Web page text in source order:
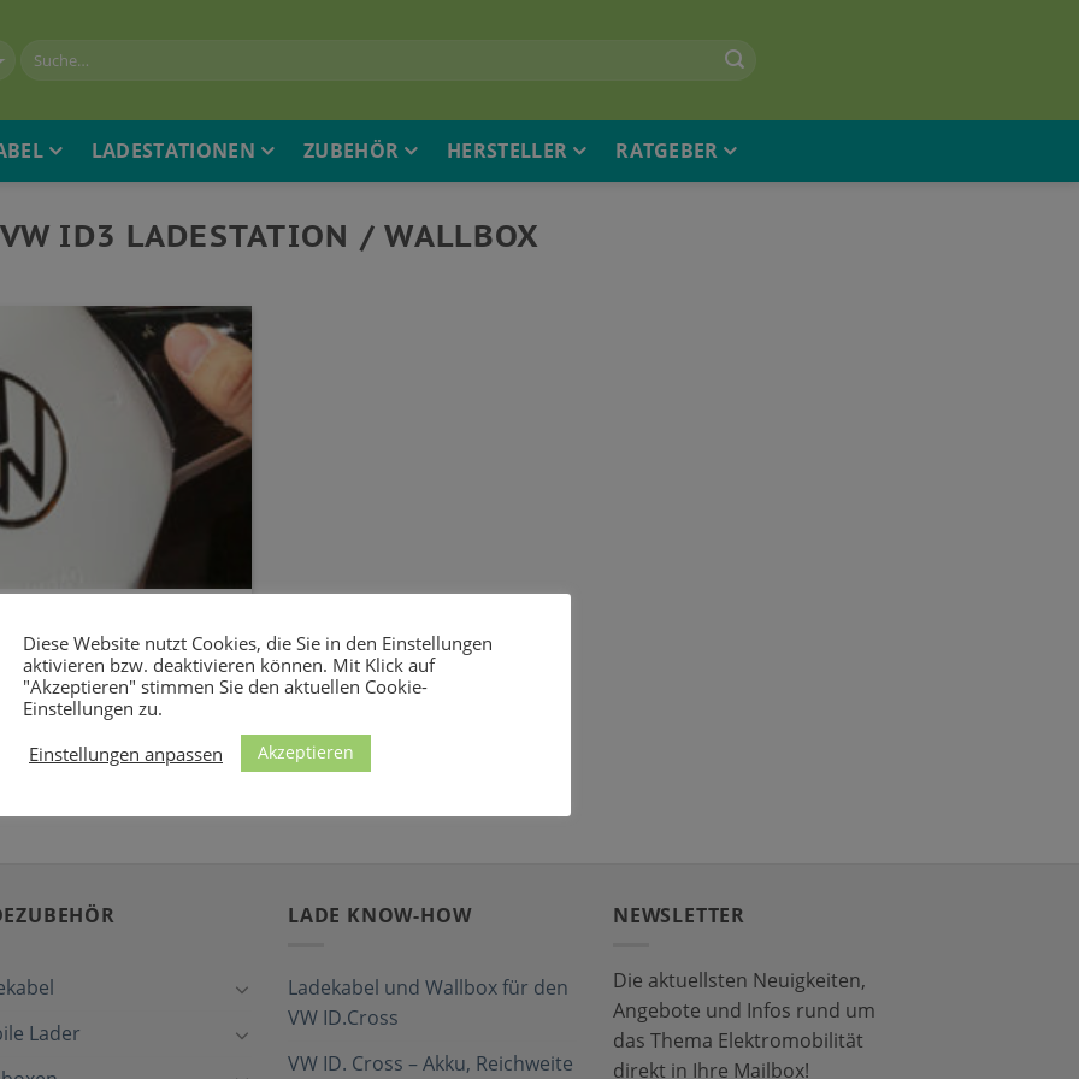
LADESTATIONEN ZUBEHÖR HERSTELLER RATGEBER
VW ID3 LADESTATION / WALLBOX
/ Wallbox
/ Wallbox für
und [...]
Lader
LADE KNOW-HOW
Ladekabel und Wallbox für den
VW ID.Cross
VW ID. Cross – Akku, Reichweite
NEWSLETTER
Die aktuellsten Neuigkeiten,
Angebote und Infos rund um
das Thema Elektromobilität
direkt in Ihre Mailbox!
Diese Website nutzt Cookies, die Sie in den Einstellungen
aktivieren bzw. deaktivieren können. Mit Klick auf
"Akzeptieren" stimmen Sie den aktuellen Cookie-
Einstellungen zu.
Einstellungen anpassen
Akzeptieren